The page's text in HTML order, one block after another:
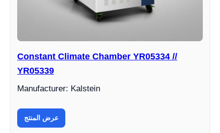
Constant Climate Chamber YR05334 //
YR05339
Manufacturer: Kalstein
عرض المنتج